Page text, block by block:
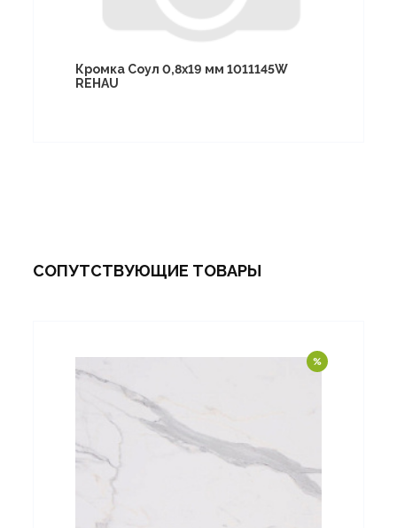
Кромка Соул 0,8х19 мм 1011145W
REHAU
СОПУТСТВУЮЩИЕ ТОВАРЫ